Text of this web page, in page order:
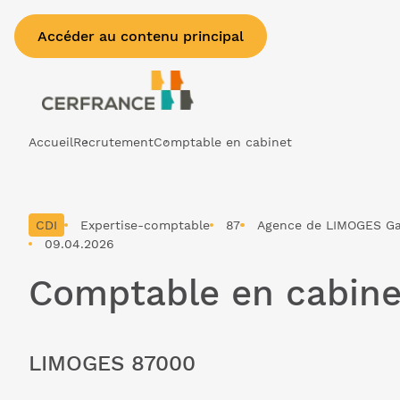
Accéder au contenu principal
AccueilRecrutementComptable en cabinet
CDI Expertise-comptable 87
Agence de LIMOGES
09.04.2026
Comptable en
LIMOGES 87000